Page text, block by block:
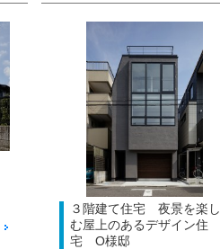
３階建て住宅 夜景を楽し
む屋上のあるデザイン住
宅 O様邸